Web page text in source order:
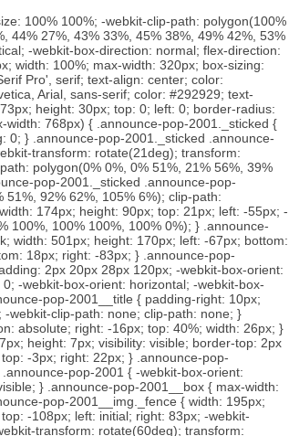
0; height: 138px; overflow: visible; } .announce-pop-2001__box { max-width: 1000px; } .announce-pop-2001__img._tatu { width: 135px; height: 200px; top: -35px; left: 32px; -webkit-transform: rotate(-53deg); transform: rotate(-53deg); } .announce-pop-2001__img._fence { width: 195px; height: 135px; top: -6px; left: 26px; -webkit-transform: rotate(-25deg); transform: rotate(-25deg); } .announce-pop-2001__img._vitas { width: 133px; height: 251px; top: -108px; left: initial; right: 83px; -webkit-transform: rotate(45deg); transform: rotate(45deg); z-index: 0; } .announce-pop-2001__img._graffiti { width: 208px; height: 108px; top: 0; left: initial; right: -14px; -webkit-transform: rotate(60deg); transform: rotate(60deg); } .announce-pop-2001__spray { width: 230px; height: 271px; top: 42px; left: 58px; -webkit-clip-path: polygon(21% 0%, 28% 11%, 43% 23%, 53% 34%, 60% 40%, 62% 41%, 82% 48%, 89% 48%, 108% 49%, 100% 0%); clip-path: polygon(21% 0%, 28% 11%, 43% 23%, 53% 34%, 60% 40%, 62% 41%, 82% 48%, 89% 48%, 108% 49%, 100% 0%); } .announce-pop-2001__link { height: 143px; margin: 0; z-index: 1; } .announce-pop-2001__link:hover .announce-pop-2001__btn { -webkit-transform: translate(2px, 3px); transform: translate(2px, 3px); } .announce-pop-2001__link:hover .announce-pop-2001__btn:before { -webkit-transform: translate3d(0, 0, -1px); transform: translate3d(0, 0, -1px); } .announce-pop-2001__spot._center { width: 436px; height: 236px; left: 83px; top: -53px; -webkit-transform: scale(1, 0.92); transform: scale(1, 0.92); } .announce-pop-2001__spot._sinusoid { display: none; } .announce-pop-2001__spot._left { width: 213px; height: 180px; left: 70px; top: 0; -webkit-transform: rotate(-15deg); transform: rotate(-15deg); } .announce-pop-2001__spot._right { width: 180px; height: 161px; right: 70px; top: 6px; } .announce-pop-2001__content { -webkit-box-pack: start; justify-content: start; height: 100%; max-width: 380px; margin: -5px auto 0; padding: 7px 0 0 25px; box-sizing: border-box; } .announce-pop-2001__title { margin: 10px 0 20px; font-size: 20px; line-height: 27px; } .announce-pop-2001__btn, .announce-pop-2001__btn:before { -webkit-transition: -webkit-transform 0.3s ease; transition: -webkit-transform 0.3s ease; transition: transform 0.3s ease; transition: transform 0.3s ease, -webkit-transform 0.3s ease; } .announce-pop-2001._premium .announce-pop-2001__content { padding: 7px 0 0; } .announce-pop-2001._premium .announce-pop-2001__img._graffiti { right: 0; } .announce-pop-2001._premium .announce-pop-2001__spot._center { -webkit-transform: scale(1.1, 0.92); transform: scale(1.1, 0.92); left: 113px; } .announce-pop-2001._premium .announce-pop-2001__spot._sinusoid { display: none; } .announce-pop-2001._premium .announce-pop-2001__spot._left { left: 84px; -webkit-transform: rotate(-15deg) scale(1.1, 1); transform: rotate(-15deg) scale(1.1, 1); } .announce-pop-2001._premium .announce-pop-2001__spot._right { right: 83px; } .announce-pop-2001._premium .announce-pop-2001__spray { left: 70px; -webkit-clip-path: polygon(21% 0%, 28% 12%, 42% 23%, 52% 32%, 58% 37%, 63% 40%, 79% 45%, 81% 45%, 100% 47%, 100% 0%); clip-path: polygon(21% 0%, 28% 12%, 42% 23%, 52% 32%, 58% 37%, 63% 40%, 79% 45%, 81% 45%, 100% 47%, 100% 0%); } .announce-pop-2001._sticked { position: -webkit-sticky; position: sticky; top: -54px; } .announce-pop-2001._sticked .announce-pop-2001__content { width: 60%; height: 88%; padding: 68px 0 0 40px; } .announce-pop-2001._sticked .announce-pop-2001__spot._center { left: 81px; top: -55px; -webkit-transform: scale(1, -0.92); transform: scale(1, -0.92); } .announce-pop-2001._sticked .announce-pop-2001__spot._right { right: 55px; } .announce-pop-2001._sticked .announce-pop-2001__spot._left { left: 58px; top: -22px; } .announce-pop-2001._sticked .announce-pop-2001__spray { top: 36px; left: -11px; -webkit-clip-path: polygon(55% 2%, 55% 5%, 51% 13%, 50% 15%, 50% 18%, 51% 21%, 56% 27%, 66% 34%, 73% 37%, 82% 40%, 100% 44%, 100% 0%); clip-path: polygon(55% 2%, 55% 5%, 51% 13%, 50% 15%, 50% 18%, 51% 21%, 56% 27%, 66% 34%, 73% 37%, 82% 40%, 100% 44%, 100% 0%); } .announce-pop-2001._sticked .announce-pop-2001__img._tatu { width: 108px; height: 160px; top: 11px; left: 12px; -webkit-transform: rotate(-120deg); transform: rotate(-120deg); } .announce-pop-2001._sticked .announce-pop-2001__img._fence { display: none; } .announce-pop-2001._sticked .announce-pop-2001__img._vitas { width: 94px; height: 177px; top: -3px; left: initial; right: 52px; -webkit-transform: rotate(75deg); transform: rotate(75deg); } .announce-pop-2001._sticked .announce-pop-2001__img._graffiti { width: 142px; height: 76px; top: 60px; right: 13px; -webkit-transform: rotate(-29deg); transform: rotate(-29deg); } .announce-pop-2001._sticked .announce-pop-2001__title { font-size: 18px; line-height: 135%; } .announce-pop-2001._sticked .announce-pop-2001__logo, .an